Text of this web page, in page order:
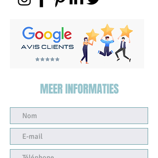
MEER INFORMATIES